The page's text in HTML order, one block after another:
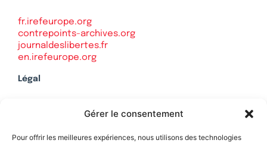
Gérer le consentement
Pour offrir les meilleures expériences, nous utilisons des technologies
fr.irefeurope.org
contrepoints-archives.org
journaldeslibertes.fr
en.irefeurope.org
Légal
Politique de confidentialité